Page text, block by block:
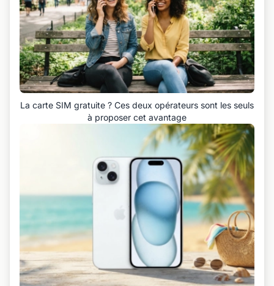
La carte SIM gratuite ? Ces deux opérateurs sont les seuls
à proposer cet avantage